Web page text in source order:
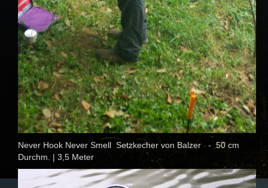
Never Hook Never Smell Setzkecher von Balzer - 50 cm
Durchm. | 3,5 Meter